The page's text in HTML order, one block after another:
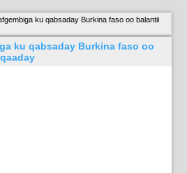
ku qabsaday Burkina faso oo balantii
ku qabsaday Burkina faso oo